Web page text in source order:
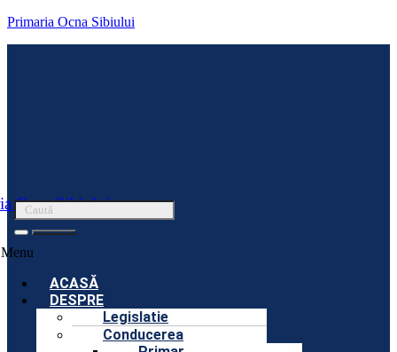
Primaria Ocna Sibiului
Ocna Sibiului
Menu
ACASĂ
DESPRE
Legislatie
Conducerea